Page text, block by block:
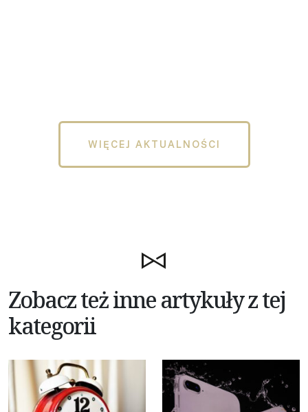
WIĘCEJ AKTUALNOŚCI
Zobacz też inne artykuły z tej
kategorii